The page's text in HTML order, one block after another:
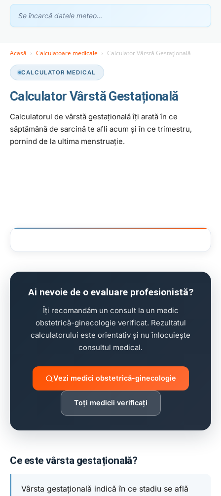
Se încarcă datele meteo…
Acasă Calculatoare medicale Calculator Vârstă Gestațională
CALCULATOR MEDICAL
Calculator Vârstă Gestațională
Calculatorul de vârstă gestațională îți arată în ce
săptămână de sarcină te afli acum și în ce trimestru,
pornind de la ultima menstruație.
Ai nevoie de o evaluare profesionistă?
Îți recomandăm un consult la un medic
obstetrică-ginecologie verificat. Rezultatul
calculatorului este orientativ și nu înlocuiește
consultul medical.
Vezi medici obstetrică-ginecologie
Toți medicii verificați
Ce este vârsta gestațională?
Vârsta gestațională indică în ce stadiu se află
Asistent GhidClinic
Vă ajutăm să găsiți medicul sau clinica potrivită
Ești medic sau ai o clinică medicală?
Apari în recomandările noastre — scrie-ne lacontact@ghidclinic.ro
Bună! Spuneți-mi ce căutați — un medic sau o clinică — și vă
clinică stomatologie pentru copii